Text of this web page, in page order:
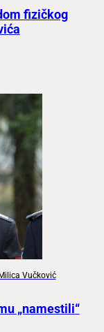
fizičkog
Vučković
„namestili“